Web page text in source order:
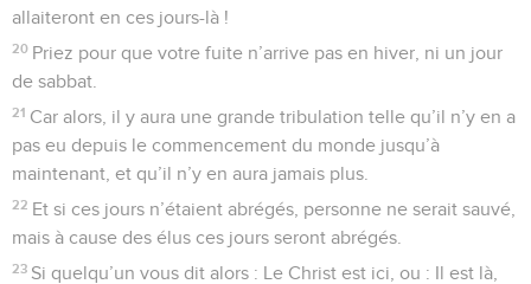
allaiteront en ces jours-là !
20 Priez pour que votre fuite n’arrive pas en hiver, ni un jour
de sabbat.
21 Car alors, il y aura une grande tribulation telle qu’il n’y en a
pas eu depuis le commencement du monde jusqu’à
maintenant, et qu’il n’y en aura jamais plus.
22 Et si ces jours n’étaient abrégés, personne ne serait sauvé,
mais à cause des élus ces jours seront abrégés.
23 Si quelqu’un vous dit alors : Le Christ est ici, ou : Il est là,